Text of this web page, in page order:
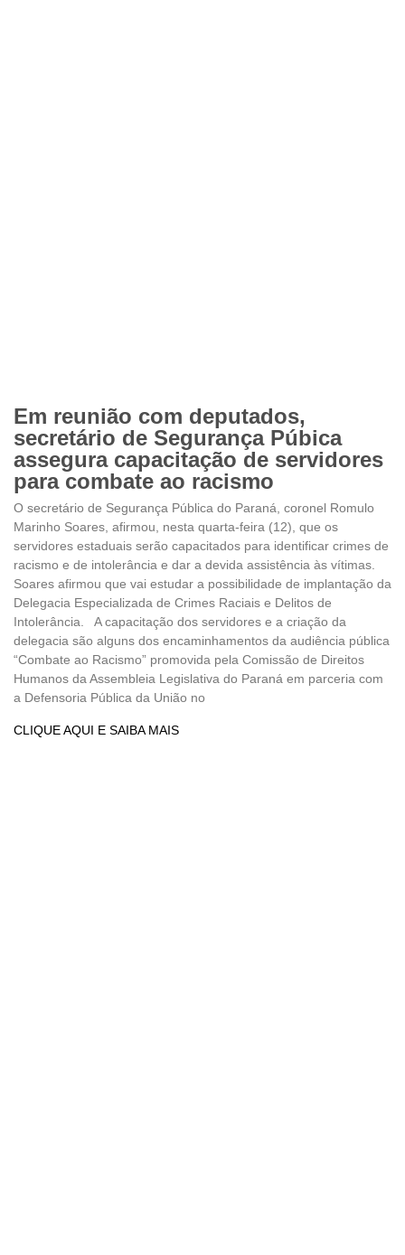
Em reunião com deputados,
secretário de Segurança Púbica
assegura capacitação de servidores
para combate ao racismo
O secretário de Segurança Pública do Paraná, coronel Romulo
Marinho Soares, afirmou, nesta quarta-feira (12), que os
servidores estaduais serão capacitados para identificar crimes de
racismo e de intolerância e dar a devida assistência às vítimas.
Soares afirmou que vai estudar a possibilidade de implantação da
Delegacia Especializada de Crimes Raciais e Delitos de
Intolerância. A capacitação dos servidores e a criação da
delegacia são alguns dos encaminhamentos da audiência pública
“Combate ao Racismo” promovida pela Comissão de Direitos
Humanos da Assembleia Legislativa do Paraná em parceria com
a Defensoria Pública da União no
CLIQUE AQUI E SAIBA MAIS